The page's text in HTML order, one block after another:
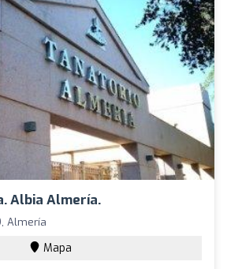
Albia Almería.
Almería
Mapa